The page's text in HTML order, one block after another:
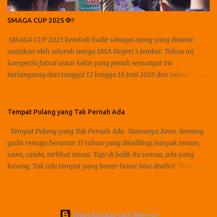
pernah ada. Aku duduk bersila, membiarkan bahuku rebah letih
di sudut ranjang. Jemariku yang dingin memutar bulpen—pelan,
nyaris mati rasa. Di hadapanku, selembar kertas kosong…
menatap balik. Seperti menantangku: "Tulis. Jika kau berani
menyuarakan rasa yang selalu kalah tempat." Tapi aku diam.
Karena diam, ...
SMAGA CUP 2025 ⚽️‼️
SMAGA CUP 2025 kembali hadir sebagai ajang yang dinanti-
nantikan oleh seluruh warga SMA Negeri 3 Jember. Tahun ini,
kompetisi futsal antar kelas yang penuh semangat ini
berlangsung dari tanggal 12 hingga 18 Juni 2025 dan sukses
Kekompakan pertandingan futsal antar kelas menjadi sorotan
terbaik mereka untuk berlaga dan memperebutkan gelar juara.
Suasana kompetitif terasa kental, namun tetap dalam nuansa
persahabatan. Dukungan penuh dari para suporter kelas masing-
masing menambah semangat para pemain yang berjuang di
yang menjadi salah satu momen paling ditunggu. Melihat para
Tempat Pulang yang Tak Pernah Ada
Tempat Pulang yang Tak Pernah Ada Namanya Xena. Seorang
gadis remaja berumur 17 tahun yang dikelilingi banyak teman,
tawa, canda, terlihat ramai. Tapi di balik itu semua, ada yang
kosong. Tak ada tempat yang benar-benar bisa disebut "rumah".
kosong baginya. "Ma, Xena pulang," ucapnya suatu sore. Akan
Diberdayakan oleh Blogger